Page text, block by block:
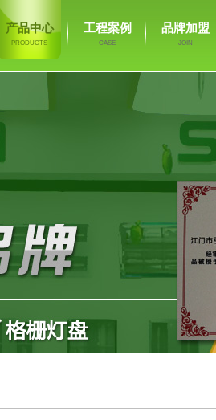
产品中心
PRODUCTS
工程案例
CASE
品牌加盟
JOIN